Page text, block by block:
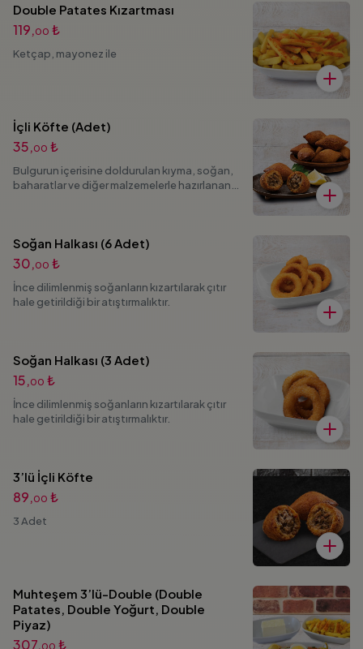
Double Patates Kızartması
119,00 ₺
Ketçap, mayonez ile
İçli Köfte (Adet)
35,00 ₺
Bulgurun içerisine doldurulan kıyma, soğan,
baharatlar ve diğer malzemelerle hazırlanan
Soğan Halkası (6 Adet)
30,00 ₺
İnce dilimlenmiş soğanların kızartılarak çıtır
hale getirildiği bir atıştırmalıktır.
Soğan Halkası (3 Adet)
15,00 ₺
İnce dilimlenmiş soğanların kızartılarak çıtır
hale getirildiği bir atıştırmalıktır.
3’lü İçli Köfte
89,00 ₺
3 Adet
Muhteşem 3’lü-Double (Double
Patates, Double Yoğurt, Double
Piyaz)
307,00 ₺